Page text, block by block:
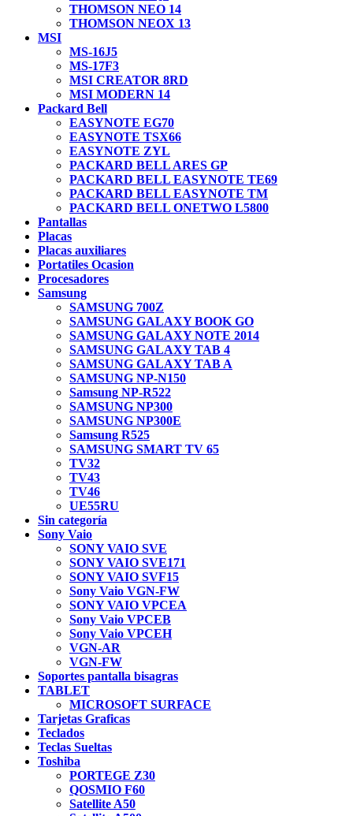
THOMSON NEO 14
THOMSON NEOX 13
MSI
MS-16J5
MS-17F3
MSI CREATOR 8RD
MSI MODERN 14
Packard Bell
EASYNOTE EG70
EASYNOTE TSX66
EASYNOTE ZYL
PACKARD BELL ARES GP
PACKARD BELL EASYNOTE TE69
PACKARD BELL EASYNOTE TM
PACKARD BELL ONETWO L5800
Pantallas
Placas
Placas auxiliares
Portatiles Ocasion
Procesadores
Samsung
SAMSUNG 700Z
SAMSUNG GALAXY BOOK GO
SAMSUNG GALAXY NOTE 2014
SAMSUNG GALAXY TAB 4
SAMSUNG GALAXY TAB A
SAMSUNG NP-N150
Samsung NP-R522
SAMSUNG NP300
SAMSUNG NP300E
Samsung R525
SAMSUNG SMART TV 65
TV32
TV43
TV46
UE55RU
Sin categoría
Sony Vaio
SONY VAIO SVE
SONY VAIO SVE171
SONY VAIO SVF15
Sony Vaio VGN-FW
SONY VAIO VPCEA
Sony Vaio VPCEB
Sony Vaio VPCEH
VGN-AR
VGN-FW
Soportes pantalla bisagras
TABLET
MICROSOFT SURFACE
Tarjetas Graficas
Teclados
Teclas Sueltas
Toshiba
PORTEGE Z30
QOSMIO F60
Satellite A50